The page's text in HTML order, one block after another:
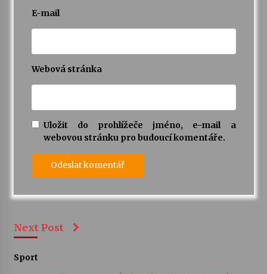
E-mail
Webová stránka
Uložit do prohlížeče jméno, e-mail a
webovou stránku pro budoucí komentáře.
Next Post
Sport